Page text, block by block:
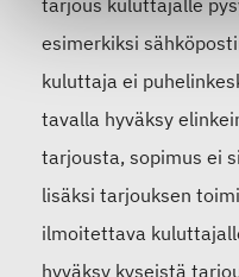
tarjous kuluttajalle
esimerkiksi
kuluttaja ei
tavalla hyväksy
tarjousta, sopimus ei
lisäksi tarjouksen
ilmoitettava
hyväksy kyseistä